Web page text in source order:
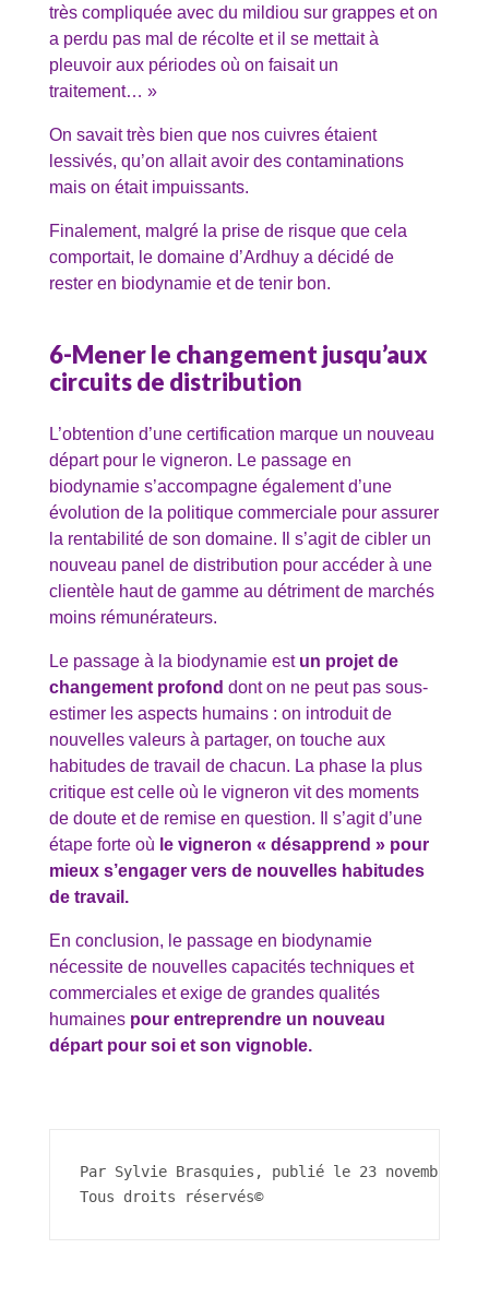
très compliquée avec du mildiou sur grappes et on
a perdu pas mal de récolte et il se mettait à
pleuvoir aux périodes où on faisait un
traitement… »
On savait très bien que nos cuivres étaient
lessivés, qu’on allait avoir des contaminations
mais on était impuissants.
Finalement, malgré la prise de risque que cela
comportait, le domaine d’Ardhuy a décidé de
rester en biodynamie et de tenir bon.
6-Mener le changement jusqu’aux
circuits de distribution
L’obtention d’une certification marque un nouveau
départ pour le vigneron. Le passage en
biodynamie s’accompagne également d’une
évolution de la politique commerciale pour assurer
la rentabilité de son domaine. Il s’agit de cibler un
nouveau panel de distribution pour accéder à une
clientèle haut de gamme au détriment de marchés
moins rémunérateurs.
Le passage à la biodynamie est un projet de
changement profond dont on ne peut pas sous-
estimer les aspects humains : on introduit de
nouvelles valeurs à partager, on touche aux
habitudes de travail de chacun. La phase la plus
critique est celle où le vigneron vit des moments
de doute et de remise en question. Il s’agit d’une
étape forte où le vigneron « désapprend » pour
mieux s’engager vers de nouvelles habitudes
de travail.
En conclusion, le passage en biodynamie
nécessite de nouvelles capacités techniques et
commerciales et exige de grandes qualités
humaines pour entreprendre un nouveau
départ pour soi et son vignoble.
Par Sylvie Brasquies, publié le 23 novembre
Tous droits réservés©